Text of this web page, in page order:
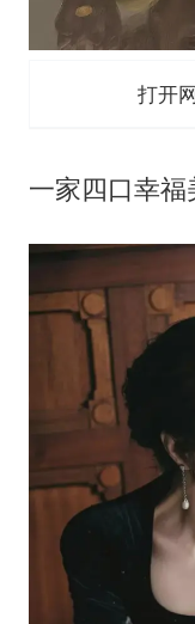
打开
一家四口幸福